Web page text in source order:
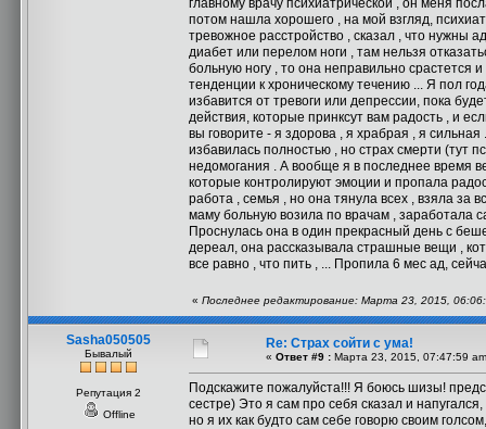
главному врачу психиатрической , он меня
потом нашла хорошего , на мой взгляд,
тревожное расстройство , сказал , что нужны
диабет или перелом ноги , там нельзя
больную ногу , то она неправильно срастется
тенденции к хроническому течению ... Я пол
избавится от тревоги или депрессии, пока
действия, которые принксут вам радость , и
вы говорите - я здорова , я храбрая , я
избавилась полностью , но страх смерти (тут
недомогания . А вообще я в последнее время
которые контролируют эмоции и пропала
работа , семья , но она тянула всех , взяла за
маму больную возила по врачам , заработала
Проснулась она в один прекрасный день с
дереал, она рассказывала страшные вещи ,
все равно , что пить , ... Пропила 6 мес ад,
« Последнее редактирование: Марта 23, 2015,
Sasha050505
Бывалый
Репутация 2
Offline
Re: Страх сойти с ума!
« Ответ #9 : Марта 23, 2015, 07:47:59
Подскажите пожалуйста!!! Я боюсь шизы!
сестре) Это я сам про себя сказал и
но я их как будто сам себе говорю своим